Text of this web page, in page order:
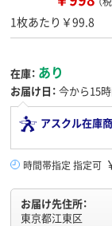
1枚あたり￥99.8
在庫： あり
お届け日： 今から15
アスクル在庫
時間帯指定 指定可
お届け先住所：
東京都江東区